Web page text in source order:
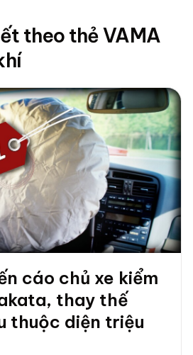
theo thẻ VAMA
cáo chủ xe kiểm
thay thế
thuộc diện triệu